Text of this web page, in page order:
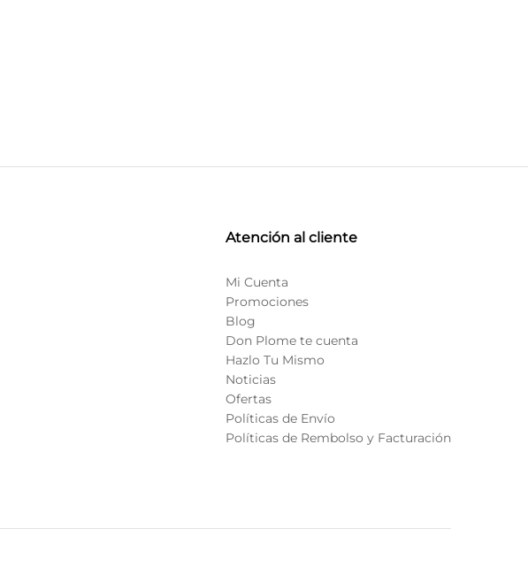
Atención al cliente
Mi Cuenta
Promociones
Blog
Don Plome te cuenta
Hazlo Tu Mismo
Noticias
Ofertas
Políticas de Envío
Políticas de Rembolso y Facturación